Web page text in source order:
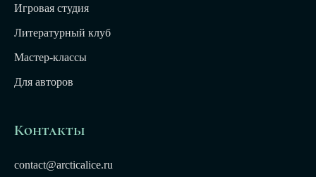
Игровая студия
Литературный клуб
Мастер-классы
Для авторов
Контакты
contact@arcticalice.ru